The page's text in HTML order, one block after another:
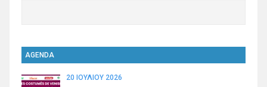
AGENDA
20 ΙΟΥΛΊΟΥ 2026